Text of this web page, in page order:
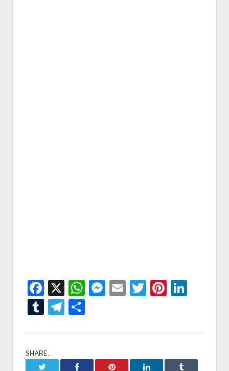
Facebook
X WhatsApp
Messenger
EmailTwitter
TumblrTelegram
SHARE.
Facebook Pinterest LinkedIn Tumblr